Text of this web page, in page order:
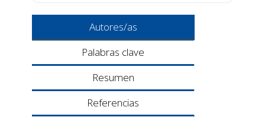
Autores/as
Palabras clave
Resumen
Referencias